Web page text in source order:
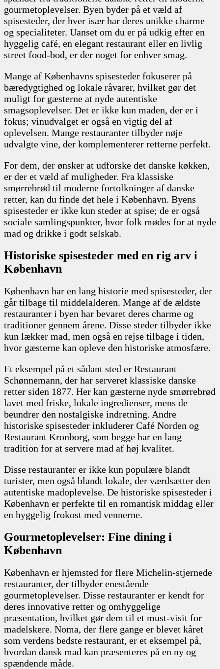
gourmetoplevelser. Byen byder på et væld af
spisesteder, der hver især har deres unikke charme
og specialiteter. Uanset om du er på udkig efter en
hyggelig café, en elegant restaurant eller en livlig
street food-bod, er der noget for enhver smag.
Mange af Københavns spisesteder fokuserer på
bæredygtighed og lokale råvarer, hvilket gør det
muligt for gæsterne at nyde autentiske
smagsoplevelser. Det er ikke kun maden, der er i
fokus; vinudvalget er også en vigtig del af
oplevelsen. Mange restauranter tilbyder nøje
udvalgte vine, der komplementerer retterne perfekt.
For dem, der ønsker at udforske det danske køkken,
er der et væld af muligheder. Fra klassiske
smørrebrød til moderne fortolkninger af danske
retter, kan du finde det hele i København. Byens
spisesteder er ikke kun steder at spise; de er også
sociale samlingspunkter, hvor folk mødes for at nyde
mad og drikke i godt selskab.
Historiske spisesteder med en rig arv i
København
København har en lang historie med spisesteder, der
går tilbage til middelalderen. Mange af de ældste
restauranter i byen har bevaret deres charme og
traditioner gennem årene. Disse steder tilbyder ikke
kun lækker mad, men også en rejse tilbage i tiden,
hvor gæsterne kan opleve den historiske atmosfære.
Et eksempel på et sådant sted er Restaurant
Schønnemann, der har serveret klassiske danske
retter siden 1877. Her kan gæsterne nyde smørrebrød
lavet med friske, lokale ingredienser, mens de
beundrer den nostalgiske indretning. Andre
historiske spisesteder inkluderer Café Norden og
Restaurant Kronborg, som begge har en lang
tradition for at servere mad af høj kvalitet.
Disse restauranter er ikke kun populære blandt
turister, men også blandt lokale, der værdsætter den
autentiske madoplevelse. De historiske spisesteder i
København er perfekte til en romantisk middag eller
en hyggelig frokost med vennerne.
Gourmetoplevelser: Fine dining i
København
København er hjemsted for flere Michelin-stjernede
restauranter, der tilbyder enestående
gourmetoplevelser. Disse restauranter er kendt for
deres innovative retter og omhyggelige
præsentation, hvilket gør dem til et must-visit for
madelskere. Noma, der flere gange er blevet kåret
som verdens bedste restaurant, er et eksempel på,
hvordan dansk mad kan præsenteres på en ny og
spændende måde.